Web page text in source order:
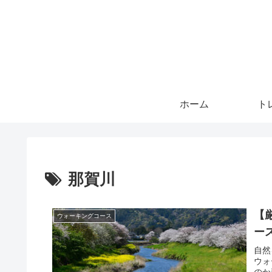
ホーム
那賀川
ウォーキングコース
ー
自
ウ